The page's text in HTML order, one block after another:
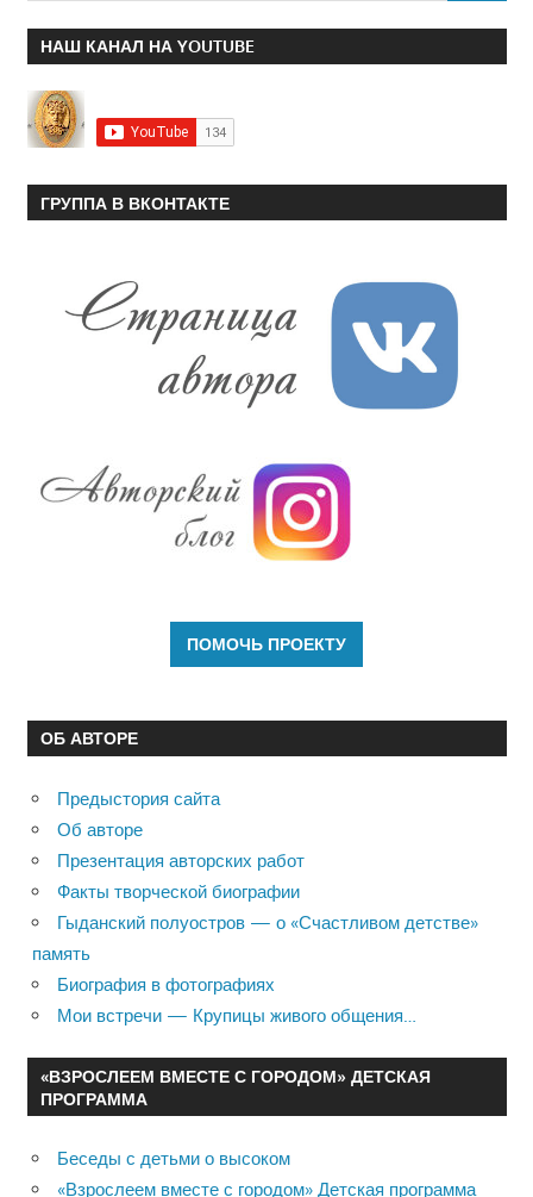
НАШ КАНАЛ НА YOUTUBE
ГРУППА В ВКОНТАКТЕ
ОБ АВТОРЕ
Предыстория сайта
Об авторе
Презентация авторских работ
Факты творческой биографии
Гыданский полуостров — о «Счастливом детстве»
память
Биография в фотографиях
Мои встречи — Крупицы живого общения…
«ВЗРОСЛЕЕМ ВМЕСТЕ С ГОРОДОМ» ДЕТСКАЯ
ПРОГРАММА
Беседы с детьми о высоком
«Взрослеем вместе с городом» Детская программа